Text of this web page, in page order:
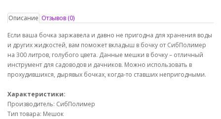
Описание Отзывов (0)
Если ваша бочка заржавела и давно не пригодна для хранения воды
и других жидкостей, вам поможет вкладыш в бочку от СибПолимер
на 300 литров, голубого цвета. Данные мешки в бочку – отличный
инструмент для садоводов и дачников. Можно использовать в
прохудившихся, дырявых бочках, когда-то ставших непригодными.
Характеристики:
Производитель: СибПолимер
Тип товара: Мешок